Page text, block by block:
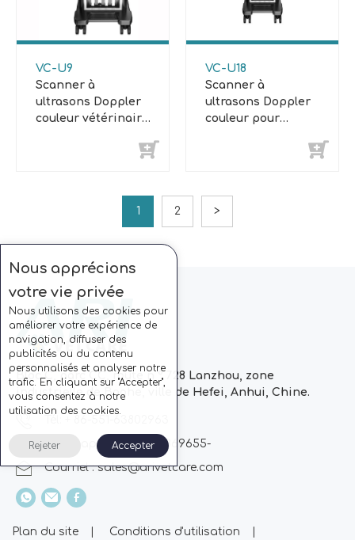
VC-U9
Scanner à
ultrasons Doppler
couleur vétérinaire
VC-U18
Scanner à
ultrasons Doppler
couleur pour
d'échocardiographie
1 2 >
Bloc C, parc CC, route n ° 728 Lanzhou, zone
industrielle de Baohe, ville de Hefei, Anhui, Chine.
Whatsapp: + 86 13510869655-
Courriel :sales@arivetcare.com
Plan du site Conditions d'utilisation
Nous apprécions
votre vie privée
Nous utilisons des cookies pour
améliorer votre expérience de
navigation, diffuser des
publicités ou du contenu
personnalisés et analyser notre
trafic. En cliquant sur "Accepter",
vous consentez à notre
utilisation des cookies.
Rejeter Accepter